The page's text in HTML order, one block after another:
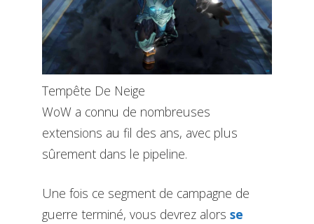
Tempête De Neige
WoW a connu de nombreuses
extensions au fil des ans, avec plus
sûrement dans le pipeline.
Une fois ce segment de campagne de
guerre terminé, vous devrez alors se